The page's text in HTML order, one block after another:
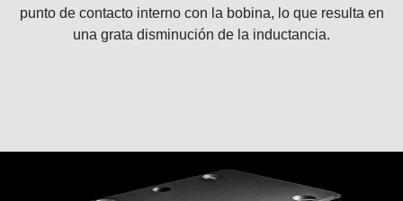
punto de contacto interno con la bobina, lo que resulta en
una grata disminución de la inductancia.